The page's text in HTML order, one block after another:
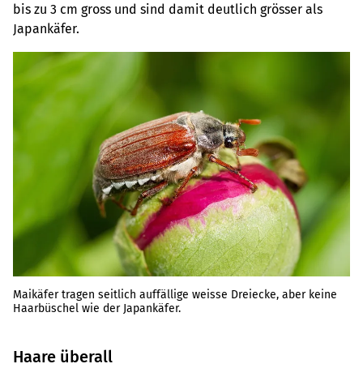
bis zu 3 cm gross und sind damit deutlich grösser als
Japankäfer.
Maikäfer tragen seitlich auffällige weisse Dreiecke, aber keine
Haarbüschel wie der Japankäfer.
Haare überall